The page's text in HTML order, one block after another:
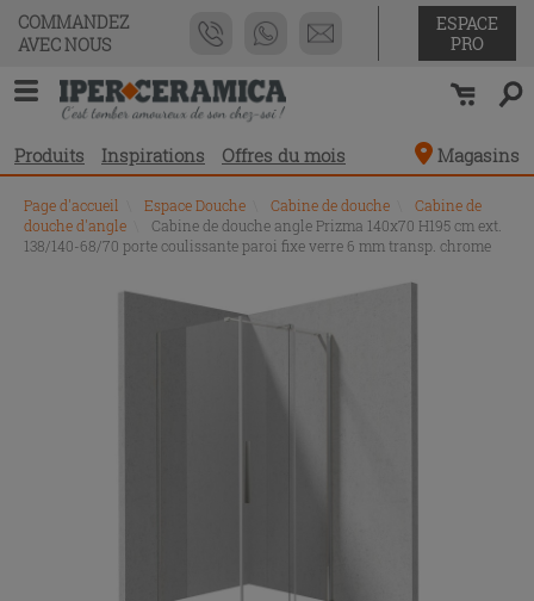
COMMANDEZ
AVEC NOUS
ESPACE
PRO
Produits Inspirations Offres du mois Magasins
Page d'accueil Espace Douche Cabine de douche
Cabine de
douche d'angle
Cabine de douche angle Prizma 140x70 H195 cm ext.
138/140-68/70 porte coulissante paroi fixe verre 6 mm transp. chrome